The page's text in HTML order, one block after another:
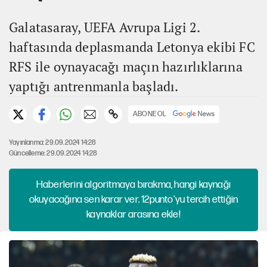
Galatasaray, UEFA Avrupa Ligi 2.
haftasında deplasmanda Letonya ekibi FC
RFS ile oynayacağı maçın hazırlıklarına
yaptığı antrenmanla başladı.
ABONE OL
Yayınlanma: 29.09.2024 14:28
Güncelleme: 29.09.2024 14:28
Haberlerini algoritmaya bırakma, hangi kaynağı
okuyacağına sen karar ver. 12punto'yu tercih ettiğin
kaynaklar arasına ekle!